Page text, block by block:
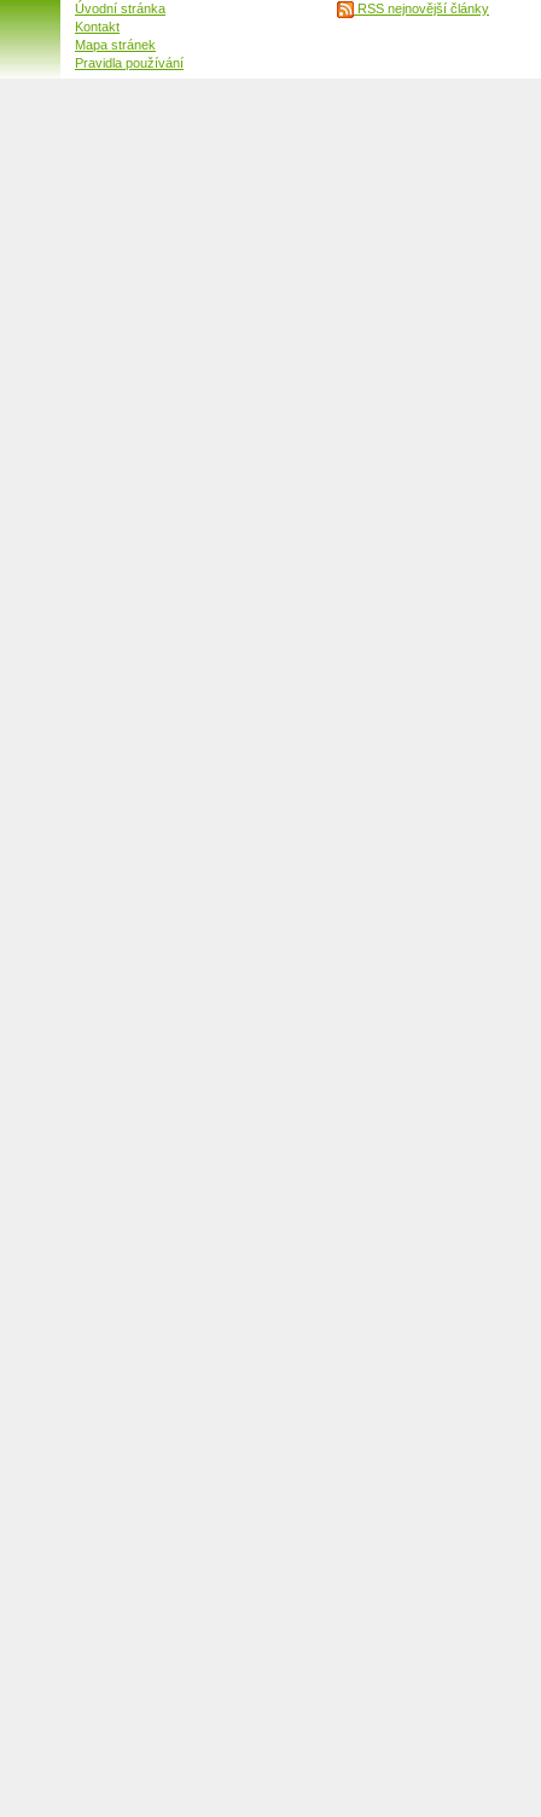
Úvodní stránka
Kontakt
Mapa stránek
Pravidla používání
RSS nejnovější články